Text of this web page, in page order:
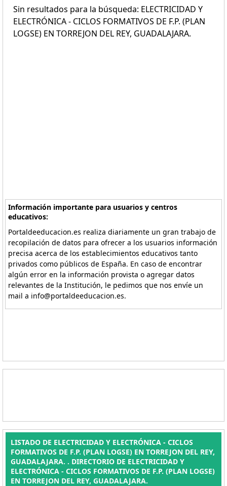
Sin resultados para la búsqueda: ELECTRICIDAD Y
ELECTRÓNICA - CICLOS FORMATIVOS DE F.P. (PLAN
LOGSE) EN TORREJON DEL REY, GUADALAJARA.
Información importante para usuarios y centros
educativos:
Portaldeeducacion.es realiza diariamente un gran trabajo de
recopilación de datos para ofrecer a los usuarios información
precisa acerca de los establecimientos educativos tanto
privados como públicos de España. En caso de encontrar
algún error en la información provista o agregar datos
relevantes de la Institución, le pedimos que nos envíe un
mail a info@portaldeeducacion.es.
LISTADO DE ELECTRICIDAD Y ELECTRÓNICA - CICLOS
FORMATIVOS DE F.P. (PLAN LOGSE) EN TORREJON DEL REY,
GUADALAJARA. . DIRECTORIO DE ELECTRICIDAD Y
ELECTRÓNICA - CICLOS FORMATIVOS DE F.P. (PLAN LOGSE)
EN TORREJON DEL REY, GUADALAJARA.